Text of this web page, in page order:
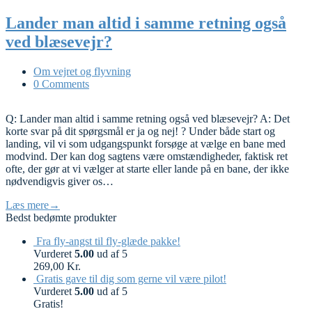
Lander man altid i samme retning også
ved blæsevejr?
Om vejret og flyvning
0 Comments
Q: Lander man altid i samme retning også ved blæsevejr? A: Det
korte svar på dit spørgsmål er ja og nej! ? Under både start og
landing, vil vi som udgangspunkt forsøge at vælge en bane med
modvind. Der kan dog sagtens være omstændigheder, faktisk ret
ofte, der gør at vi vælger at starte eller lande på en bane, der ikke
nødvendigvis giver os…
Læs mere→
Bedst bedømte produkter
Fra fly-angst til fly-glæde pakke!
Vurderet 5.00 ud af 5
269,00 Kr.
Gratis gave til dig som gerne vil være pilot!
Vurderet 5.00 ud af 5
Gratis!